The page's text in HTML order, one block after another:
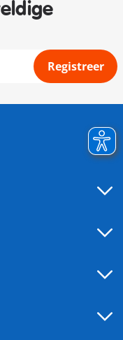
Registreer